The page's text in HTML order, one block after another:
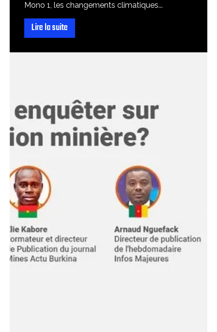
Mono 1, les changements climatiques...
Lire la suite